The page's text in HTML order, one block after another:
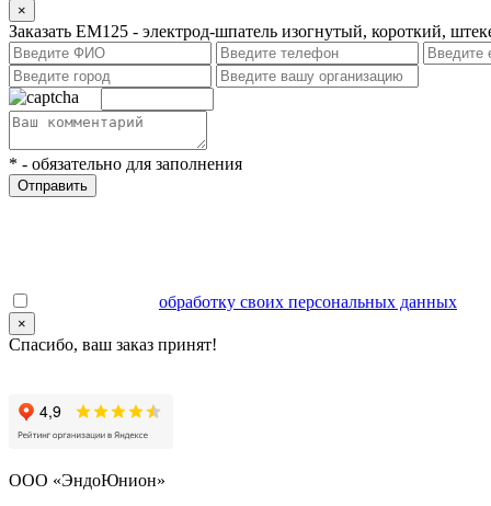
×
Заказать ЕМ125 - электрод-шпатель изогнутый, короткий,
* - обязательно для заполнения
Отправить
обработку своих персональных данных
×
Спасибо, ваш заказ принят!
ООО «ЭндоЮнион»